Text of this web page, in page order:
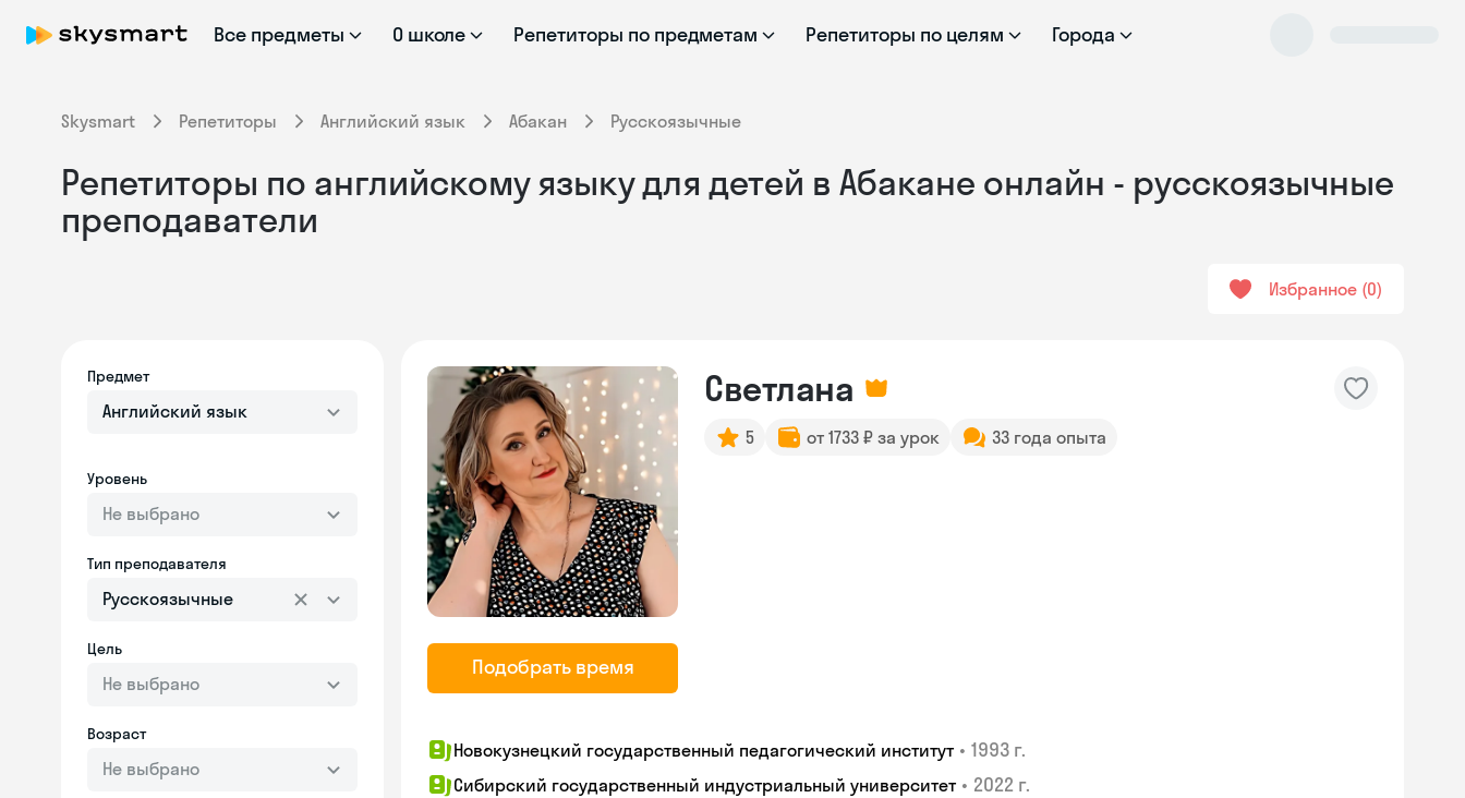
Все предметы О школе Репетиторы по предметам Репетиторы по целям Города
Skysmart Репетиторы Английский язык Абакан Русскоязычные
Репетиторы по английскому языку для детей в Абакане онлайн - русскоязычные
преподаватели
Избранное 0
Предмет
Английский язык
Уровень
Не выбрано
Тип преподавателя
Русскоязычные
Цель
Не выбрано
Возраст
Не выбрано
Подобрать время
Светлана
5 от 1733 ₽ за урок 33 года опыта
Новокузнецкий государственный педагогический институт • 1993 г.
Сибирский государственный индустриальный университет • 2022 г.